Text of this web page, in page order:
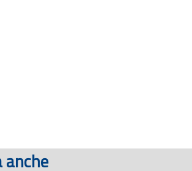
anche